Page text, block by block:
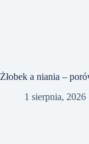
Żłobek a niania –
1 sierpnia, 2026